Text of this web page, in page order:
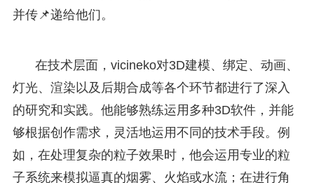
并传📌递给他们。
在技术层面，vicineko对3D建模、绑定、动画、
灯光、渲染以及后期合成等各个环节都进行了深入
的研究和实践。他能够熟练运用多种3D软件，并能
够根据创作需求，灵活地运用不同的技术手段。例
如，在处理复杂的粒子效果时，他会运用专业的粒
子系统来模拟逼真的烟雾、火焰或水流；在进行角